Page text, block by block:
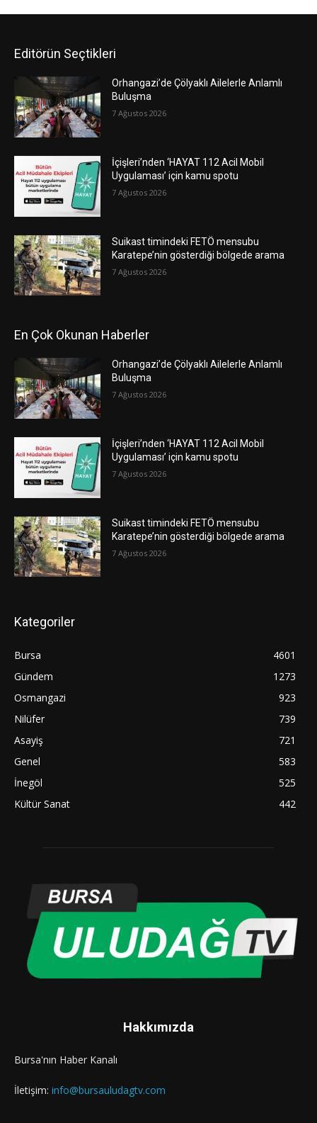
Editörün Seçtikleri
Orhangazi’de Çölyaklı Ailelerle Anlamlı
Buluşma
7 Ağustos 2026
İçişleri’nden ‘HAYAT 112 Acil Mobil
Uygulaması’ için kamu spotu
7 Ağustos 2026
Suikast timindeki FETÖ mensubu
Karatepe’nin gösterdiği bölgede arama
7 Ağustos 2026
En Çok Okunan Haberler
Orhangazi’de Çölyaklı Ailelerle Anlamlı
Buluşma
7 Ağustos 2026
İçişleri’nden ‘HAYAT 112 Acil Mobil
Uygulaması’ için kamu spotu
7 Ağustos 2026
Suikast timindeki FETÖ mensubu
Karatepe’nin gösterdiği bölgede arama
7 Ağustos 2026
Kategoriler
Bursa
4601
Gündem
1273
Osmangazi
923
Nilüfer
739
Asayiş
721
Genel
583
İnegöl
525
Kültür Sanat
442
Hakkımızda
Bursa'nın Haber Kanalı
İletişim: info@bursauludagtv.com